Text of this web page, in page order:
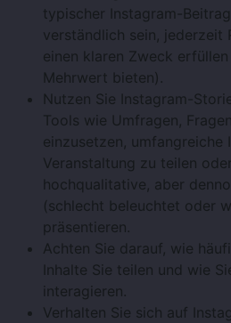
typischer Instagram-
verständlich sein, jederzeit
einen klaren Zweck
Mehrwert bieten).
Nutzen Sie Instagram-
Tools wie Umfragen,
einzusetzen, umfangreiche
Veranstaltung zu teilen
hochqualitative, aber
(schlecht beleuchtet oder
präsentieren.
Achten Sie darauf, wie
Inhalte Sie teilen und wie
interagieren.
Verhalten Sie sich auf